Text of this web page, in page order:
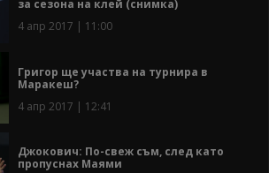
за сезона на клей (снимка)
4 апр 2017 | 11:00
Григор ще участва на турнира в
Маракеш?
4 апр 2017 | 12:41
Джокович: По-свеж съм, след като
пропуснах Маями